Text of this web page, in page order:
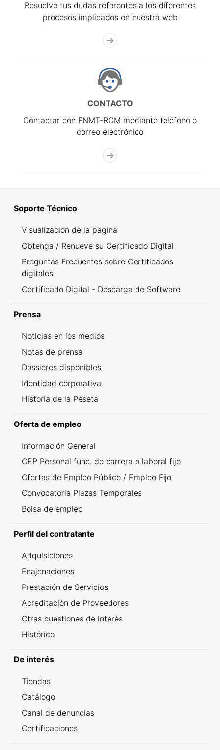
Resuelve tus dudas referentes a los diferentes
procesos implicados en nuestra web
CONTACTO
Contactar con FNMT-RCM mediante teléfono o
correo electrónico
Soporte Técnico
Visualización de la página
Obtenga / Renueve su Certificado Digital
Preguntas Frecuentes sobre Certificados
digitales
Certificado Digital - Descarga de Software
Prensa
Noticias en los medios
Notas de prensa
Dossieres disponibles
Identidad corporativa
Historia de la Peseta
Oferta de empleo
Información General
OEP Personal func. de carrera o laboral fijo
Ofertas de Empleo Público / Empleo Fijo
Convocatoria Plazas Temporales
Bolsa de empleo
Perfil del contratante
Adquisiciones
Enajenaciones
Prestación de Servicios
Acreditación de Proveedores
Otras cuestiones de interés
Histórico
De interés
Tiendas
Catálogo
Canal de denuncias
Certificaciones